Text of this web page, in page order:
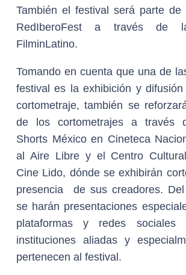
También el festival será parte de
RedIberoFest a través de
FilminLatino.
Tomando en cuenta que una de
festival es la exhibición y difusión
cortometraje, también se
de los cortometrajes a través
Shorts México en Cineteca
al Aire Libre y el Centro
Cine Lido, dónde se exhibirán
presencia de sus creadores.
se harán presentaciones
plataformas y redes
instituciones aliadas y
pertenecen al festival.